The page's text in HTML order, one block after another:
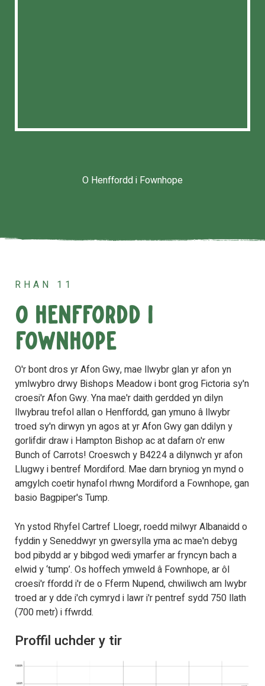
O Henffordd i Fownhope
RHAN 11
O Henffordd i
Fownhope
O'r bont dros yr Afon Gwy, mae llwybr glan yr afon yn
ymlwybro drwy Bishops Meadow i bont grog Fictoria sy'n
croesi'r Afon Gwy. Yna mae'r daith gerdded yn dilyn
llwybrau trefol allan o Henffordd, gan ymuno â llwybr
troed sy'n dirwyn yn agos at yr Afon Gwy gan ddilyn y
gorlifdir draw i Hampton Bishop ac at dafarn o'r enw
Bunch of Carrots! Croeswch y B4224 a dilynwch yr afon
Llugwy i bentref Mordiford. Mae darn bryniog yn mynd o
amgylch coetir hynafol rhwng Mordiford a Fownhope, gan
basio Bagpiper's Tump.
Yn ystod Rhyfel Cartref Lloegr, roedd milwyr Albanaidd o
fyddin y Seneddwyr yn gwersylla yma ac mae'n debyg
bod pibydd ar y bibgod wedi ymarfer ar fryncyn bach a
elwid y ‘tump’. Os hoffech ymweld â Fownhope, ar ôl
croesi'r ffordd i'r de o Fferm Nupend, chwiliwch am lwybr
troed ar y dde i'ch cymryd i lawr i'r pentref sydd 750 llath
(700 metr) i ffwrdd.
Proffil uchder y tir